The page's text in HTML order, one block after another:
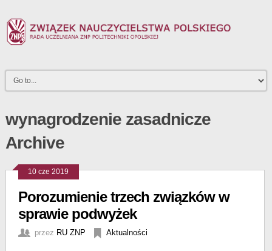
wynagrodzenie zasadnicze
Archive
10 cze 2019
Porozumienie trzech związków w
sprawie podwyżek
przez RU ZNP Aktualności